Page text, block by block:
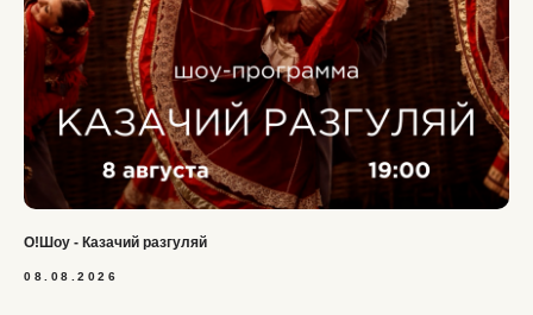
О!Шоу - Казачий разгуляй
08.08.2026